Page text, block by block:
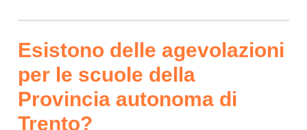
Esistono delle agevolazioni
per le scuole della
Provincia autonoma di
Trento?